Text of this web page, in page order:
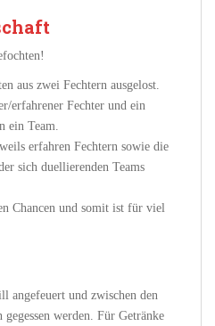
aus zwei Fechtern ausgelost.
erfahrener Fechter und ein
ein Team.
erfahren Fechtern sowie die
sich duellierenden Teams
Chancen und somit ist für viel
angefeuert und zwischen den
werden. Für Getränke